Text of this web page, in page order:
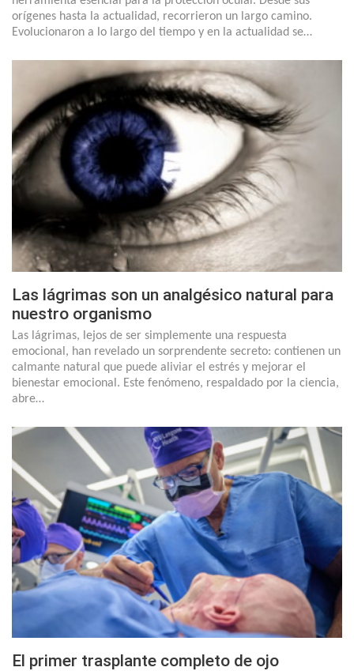
orígenes hasta la actualidad, recorrieron un largo camino.
Evolucionaron a lo largo del tiempo y en la actualidad se…
Las lágrimas son un analgésico natural para
nuestro organismo
Las lágrimas, lejos de ser simplemente una respuesta
emocional, han revelado un sorprendente secreto: contienen un
calmante natural que puede aliviar el estrés y mejorar el
bienestar emocional. Este fenómeno, respaldado por la ciencia,
abre…
El primer trasplante completo de ojo